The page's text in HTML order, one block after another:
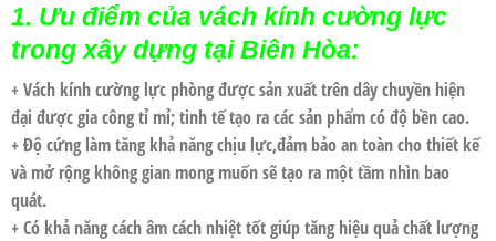
1. Ưu điểm của vách kính cường lực
trong xây dựng tại Biên Hòa:
+Vách kính cường lực phòng được sản xuất trên dây chuyền hiện
đại được gia công tỉ mỉ; tinh tế tạo ra các sản phẩm có độ bền cao.
+ Độ cứng làm tăng khả năng chịu lực,đảm bảo an toàn cho thiết kế
và mở rộng không gian mong muốn sẽ tạo ra một tầm nhìn bao
quát.
+ Có khả năng cách âm cách nhiệt tốt giúp tăng hiệu quả chất lượng